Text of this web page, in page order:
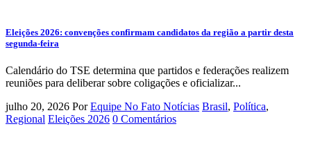
Eleições 2026: convenções confirmam candidatos da região a partir desta
segunda-feira
Calendário do TSE determina que partidos e federações realizem
reuniões para deliberar sobre coligações e oficializar...
julho 20, 2026 Por Equipe No Fato Notícias Brasil, Política,
Regional Eleições 2026 0 Comentários